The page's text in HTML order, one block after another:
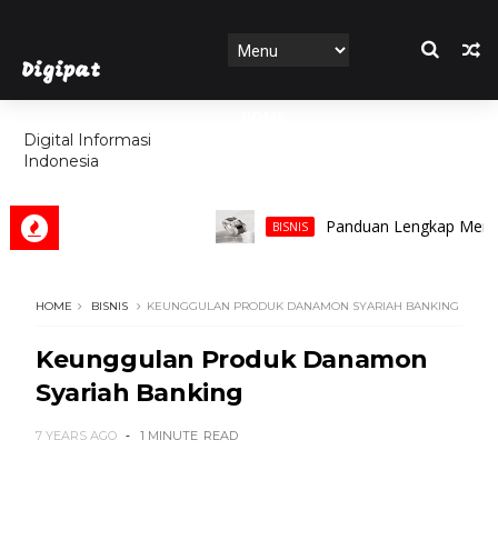
Digipat
Digital Informasi
Indonesia
FEATURES
BISNIS Panduan Lengkap Memilih
HOME BISNIS KEUNGGULAN PRODUK DANAMON SYARIAH BANKING
Keunggulan Produk Danamon
Syariah Banking
7 YEARS AGO 1 MINUTE READ